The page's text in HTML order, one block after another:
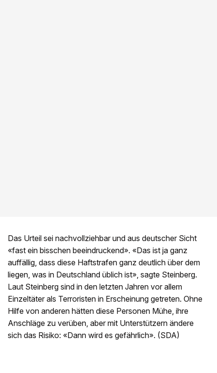
Das Urteil sei nachvollziehbar und aus deutscher Sicht
«fast ein bisschen beeindruckend». «Das ist ja ganz
auffällig, dass diese Haftstrafen ganz deutlich über dem
liegen, was in Deutschland üblich ist», sagte Steinberg.
Laut Steinberg sind in den letzten Jahren vor allem
Einzeltäter als Terroristen in Erscheinung getreten. Ohne
Hilfe von anderen hätten diese Personen Mühe, ihre
Anschläge zu verüben, aber mit Unterstützern ändere
sich das Risiko: «Dann wird es gefährlich». (SDA)